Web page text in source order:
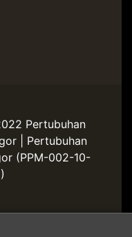
Pertubuhan
| Pertubuhan
(PPM-002-10-